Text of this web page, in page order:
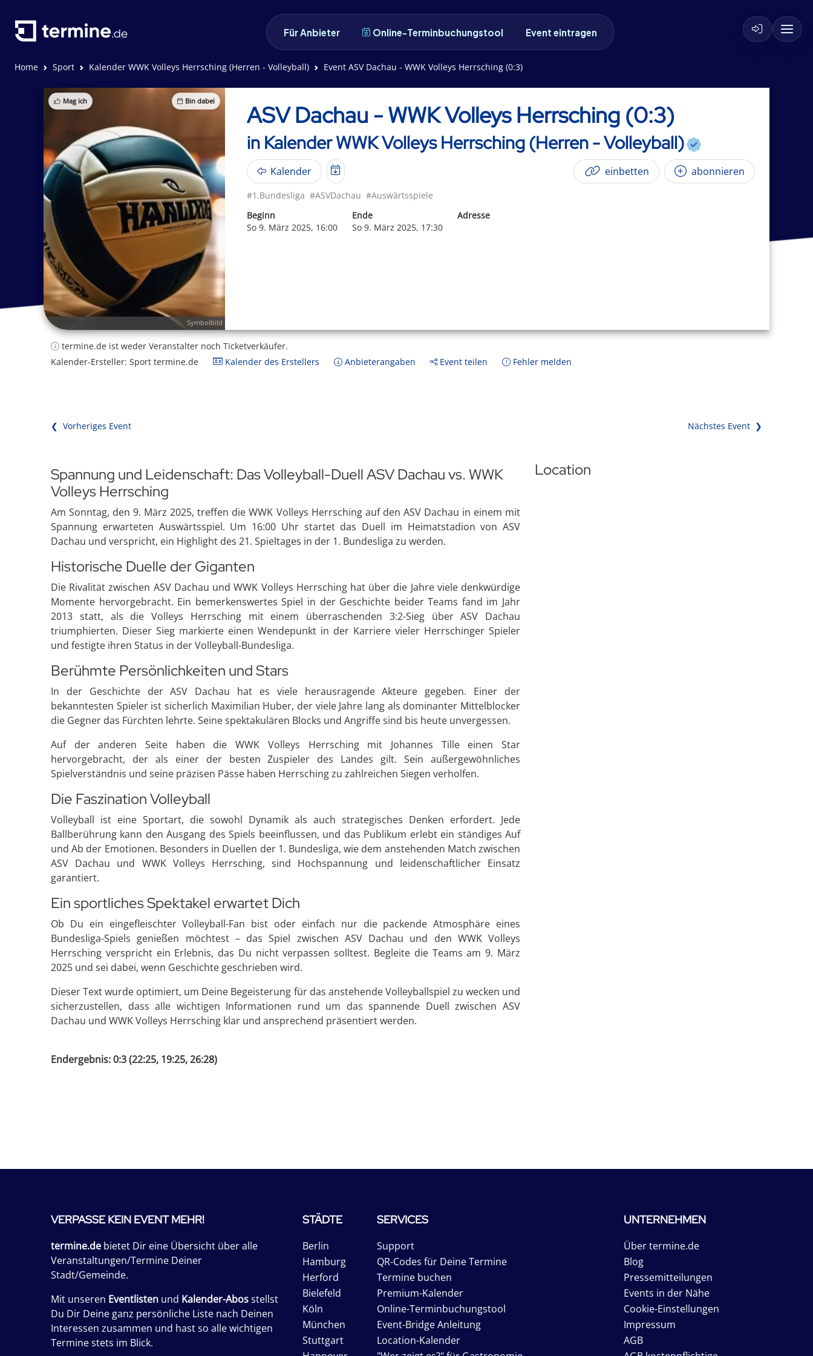
Für Anbieter Online-Terminbuchungstool Event eintragen
Home Sport Kalender WWK Volleys Herrsching (Herren - Volleyball) Event ASV Dachau - WWK Volleys Herrsching (0:3)
Mag ich Bin dabei
Symbolbild
ASV Dachau - WWK Volleys Herrsching (0:3)
in Kalender WWK Volleys Herrsching (Herren - Volleyball)
Kalender einbetten abonnieren
#1.Bundesliga #ASVDachau #Auswärtsspiele
Beginn
So 9. März 2025, 16:00
Ende
So 9. März 2025, 17:30
Adresse
termine.de ist weder Veranstalter noch Ticketverkäufer.
Kalender-Ersteller: Sport termine.de
Kalender des Erstellers Anbieterangaben Event teilen Fehler melden
❮ Vorheriges Event Nächstes Event ❯
Spannung und Leidenschaft: Das Volleyball-Duell ASV Dachau vs. WWK
Volleys Herrsching
Am Sonntag, den 9. März 2025, treffen die WWK Volleys Herrsching auf den ASV Dachau in einem mit
Spannung erwarteten Auswärtsspiel. Um 16:00 Uhr startet das Duell im Heimatstadion von ASV
Dachau und verspricht, ein Highlight des 21. Spieltages in der 1. Bundesliga zu werden.
Historische Duelle der Giganten
Die Rivalität zwischen ASV Dachau und WWK Volleys Herrsching hat über die Jahre viele denkwürdige
Momente hervorgebracht. Ein bemerkenswertes Spiel in der Geschichte beider Teams fand im Jahr
2013 statt, als die Volleys Herrsching mit einem überraschenden 3:2-Sieg über ASV Dachau
triumphierten. Dieser Sieg markierte einen Wendepunkt in der Karriere vieler Herrschinger Spieler
und festigte ihren Status in der Volleyball-Bundesliga.
Berühmte Persönlichkeiten und Stars
In der Geschichte der ASV Dachau hat es viele herausragende Akteure gegeben. Einer der
bekanntesten Spieler ist sicherlich Maximilian Huber, der viele Jahre lang als dominanter Mittelblocker
die Gegner das Fürchten lehrte. Seine spektakulären Blocks und Angriffe sind bis heute unvergessen.
Auf der anderen Seite haben die WWK Volleys Herrsching mit Johannes Tille einen Star
hervorgebracht, der als einer der besten Zuspieler des Landes gilt. Sein außergewöhnliches
Spielverständnis und seine präzisen Pässe haben Herrsching zu zahlreichen Siegen verholfen.
Die Faszination Volleyball
Volleyball ist eine Sportart, die sowohl Dynamik als auch strategisches Denken erfordert. Jede
Ballberührung kann den Ausgang des Spiels beeinflussen, und das Publikum erlebt ein ständiges Auf
und Ab der Emotionen. Besonders in Duellen der 1. Bundesliga, wie dem anstehenden Match zwischen
ASV Dachau und WWK Volleys Herrsching, sind Hochspannung und leidenschaftlicher Einsatz
garantiert.
Ein sportliches Spektakel erwartet Dich
Ob Du ein eingefleischter Volleyball-Fan bist oder einfach nur die packende Atmosphäre eines
Bundesliga-Spiels genießen möchtest – das Spiel zwischen ASV Dachau und den WWK Volleys
Herrsching verspricht ein Erlebnis, das Du nicht verpassen solltest. Begleite die Teams am 9. März
2025 und sei dabei, wenn Geschichte geschrieben wird.
Dieser Text wurde optimiert, um Deine Begeisterung für das anstehende Volleyballspiel zu wecken und
sicherzustellen, dass alle wichtigen Informationen rund um das spannende Duell zwischen ASV
Dachau und WWK Volleys Herrsching klar und ansprechend präsentiert werden.
Endergebnis: 0:3 (22:25, 19:25, 26:28)
Location
VERPASSE KEIN EVENT MEHR!
termine.de bietet Dir eine Übersicht über alle
Veranstaltungen/Termine Deiner
Stadt/Gemeinde.
Mit unseren Eventlisten und Kalender-Abosstellst
Du Dir Deine ganz persönliche Liste nach Deinen
Interessen zusammen und hast so alle wichtigen
Termine stets im Blick.
STÄDTE
Berlin
Hamburg
Herford
Bielefeld
Köln
München
Stuttgart
SERVICES
Support
QR-Codes für Deine Termine
Termine buchen
Premium-Kalender
Online-Terminbuchungstool
Event-Bridge Anleitung
Location-Kalender
UNTERNEHMEN
Über termine.de
Blog
Pressemitteilungen
Events in der Nähe
Cookie-Einstellungen
Impressum
AGB